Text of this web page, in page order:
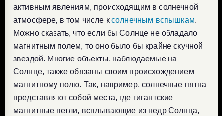
активным явлениям, происходящим в солнечной
атмосфере, в том числе ксолнечным вспышкам.
Можно сказать, что если бы Солнце не обладало
магнитным полем, то оно было бы крайне скучной
звездой. Многие объекты, наблюдаемые на
Солнце, также обязаны своим происхождением
магнитному полю. Так, например, солнечные пятна
представляют собой места, где гигантские
магнитные петли, всплывающие из недр Солнца,